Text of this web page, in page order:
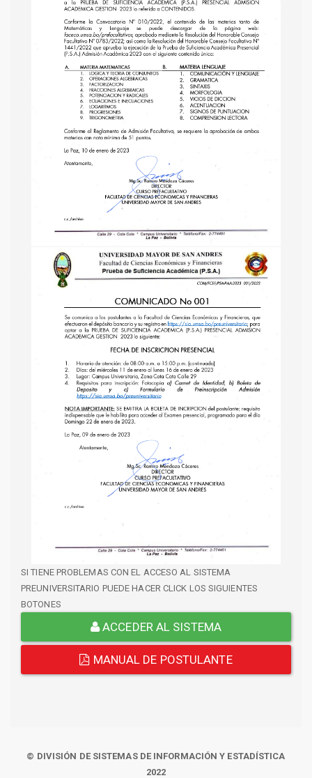
SI TIENE PROBLEMAS CON EL ACCESO AL SISTEMA
PREUNIVERSITARIO PUEDE HACER CLICK LOS SIGUIENTES
BOTONES
ACCEDER AL SISTEMA
MANUAL DE POSTULANTE
© DIVISIÓN DE SISTEMAS DE INFORMACIÓN Y ESTADÍSTICA
2022